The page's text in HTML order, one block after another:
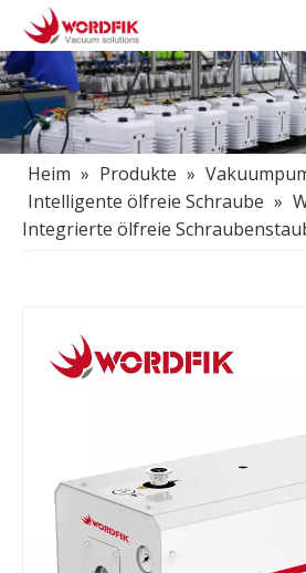
Heim » Produkte »
Intelligente ölfreie Schraube »
Integrierte ölfreie